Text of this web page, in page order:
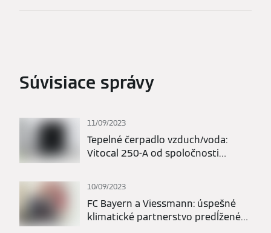
Súvisiace správy
11/09/2023
Tepelné čerpadlo vzduch/voda:
Vitocal 250-A od spoločnosti
10/09/2023
FC Bayern a Viessmann: úspešné
klimatické partnerstvo predĺžené